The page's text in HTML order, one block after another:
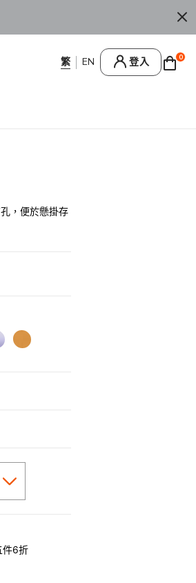
香 港 / 澳 門 訂 單 滿
登入 0
，便於懸掛存
件6折